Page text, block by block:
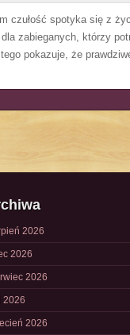
czułość spotyka się z
zabieganych, którzy
pokazuje, że
2026
2026
2026
2026
2026